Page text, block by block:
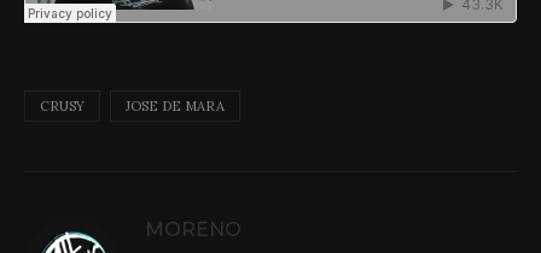
CRUSY JOSE DE MARA
MORENO